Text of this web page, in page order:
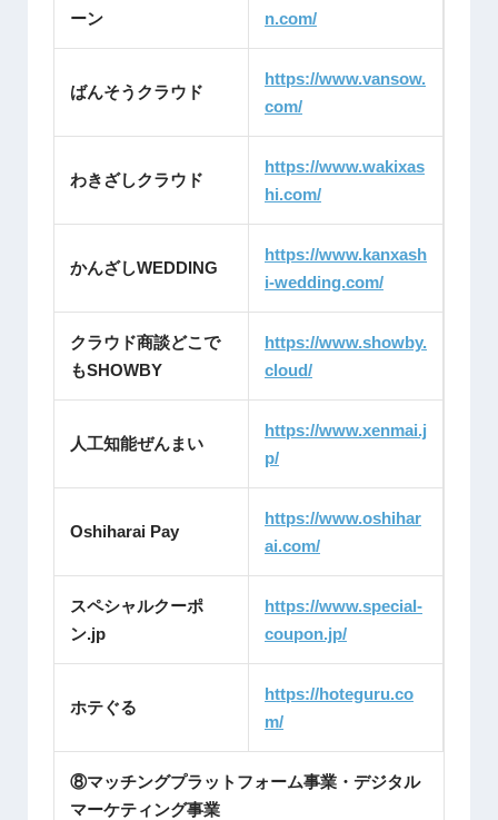
ーン n.com/
ばんそうクラウド
https://www.vansow.
com/
わきざしクラウド
https://www.wakixas
hi.com/
かんざしWEDDING
https://www.kanxash
i-wedding.com/
クラウド商談どこで
もSHOWBY
https://www.showby.
cloud/
人工知能ぜんまい
https://www.xenmai.j
p/
Oshiharai Pay
https://www.oshihar
ai.com/
スペシャルクーポ
ン.jp
https://www.special-
coupon.jp/
ホテぐる
https://hoteguru.co
m/
⑧マッチングプラットフォーム事業・デジタル
マーケティング事業